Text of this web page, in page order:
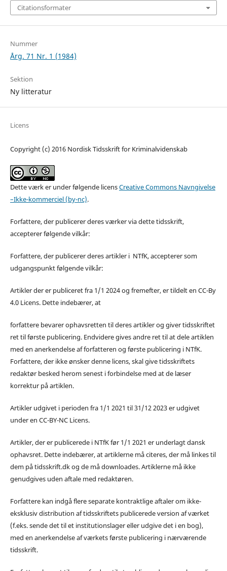
Citationsformater
Nummer
Årg. 71 Nr. 1 (1984)
Sektion
Ny litteratur
Licens
Copyright (c) 2016 Nordisk Tidsskrift for Kriminalvidenskab
Dette værk er under følgende licensCreative Commons Navngivelse
–Ikke-kommerciel (by-nc).
Forfattere, der publicerer deres værker via dette tidsskrift,
accepterer følgende vilkår:
Forfattere, der publicerer deres artikler i NTfK, accepterer som
udgangspunkt følgende vilkår:
Artikler der er publiceret fra 1/1 2024 og fremefter, er tildelt en CC-By
4.0 Licens. Dette indebærer, at
forfattere bevarer ophavsretten til deres artikler og giver tidsskriftet
ret til første publicering. Endvidere gives andre ret til at dele artiklen
med en anerkendelse af forfatteren og første publicering i NTfK.
Forfattere, der ikke ønsker denne licens, skal give tidsskriftets
redaktør besked herom senest i forbindelse med at de læser
korrektur på artiklen.
Artikler udgivet i perioden fra 1/1 2021 til 31/12 2023 er udgivet
under en CC-BY-NC Licens.
Artikler, der er publicerede i NTfK før 1/1 2021 er underlagt dansk
ophavsret. Dette indebærer, at artiklerne må citeres, der må linkes til
dem på tidsskrift.dk og de må downloades. Artiklerne må ikke
genudgives uden aftale med redaktøren.
Forfattere kan indgå flere separate kontraktlige aftaler om ikke-
eksklusiv distribution af tidsskriftets publicerede version af værket
(f.eks. sende det til et institutionslager eller udgive det i en bog),
med en anerkendelse af værkets første publicering i nærværende
tidsskrift.